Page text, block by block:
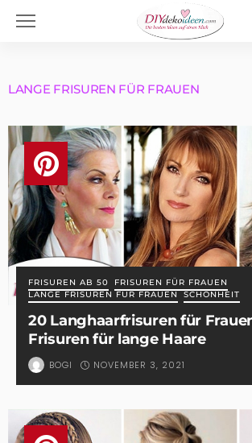
LANGE FRISUREN FÜR FRAUEN
FRISUREN AB 50
FRISUREN FÜR FRAUEN
LANGE FRISUREN FÜR FRAUEN
SCHÖNHEIT
20 Langhaarfrisuren für
Frisuren für lange Haare
BOGI NOVEMBER 3, 2021